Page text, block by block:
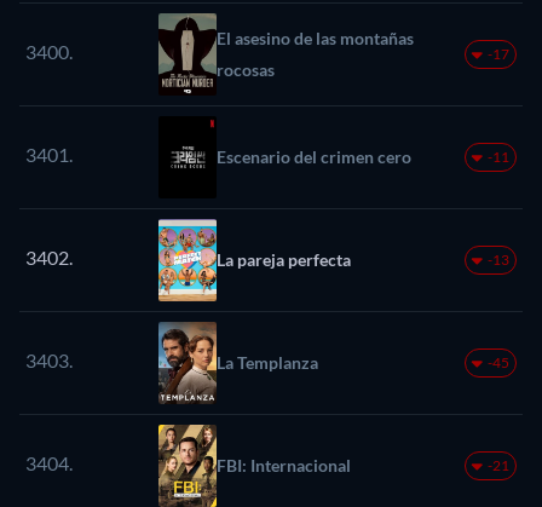
3400.
El asesino de las montañas
rocosas
-17
3401. Escenario del crimen cero -11
3402. La pareja perfecta -13
3403. La Templanza -45
3404. FBI: Internacional -21